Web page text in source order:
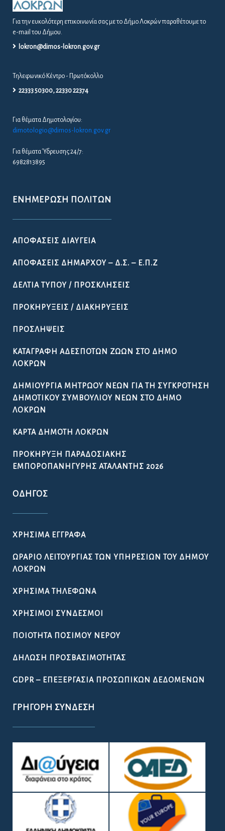
Για την ευκολότερη επικοινωνία σας με το Δήμο Λοκρών παραθέτουμε το
e-mail του Δήμου.
lokron@dimos-lokron.gov.gr
Τηλεφωνικό Κέντρο - Πρωτόκολλο
22333 50300, 22330 22374
Για θέματα Δημοτολογίου:
dimotologio@dimos-lokron.gov.gr
Για θέματα Ύδρευσης 24/7:
6982813895
ΕΝΗΜΈΡΩΣΗ ΠΟΛΙΤΏΝ
ΑΠΟΦΆΣΕΙΣ ΔΙΑΎΓΕΙΑ
ΑΠΟΦΆΣΕΙΣ ΔΗΜΆΡΧΟΥ – Δ.Σ. – Ε.Π.Ζ
ΔΕΛΤΊΑ ΤΎΠΟΥ / ΠΡΟΣΚΛΉΣΕΙΣ
ΠΡΟΚΗΡΎΞΕΙΣ / ΔΙΑΚΗΡΎΞΕΙΣ
ΠΡΟΣΛΉΨΕΙΣ
ΚΑΤΑΓΡΑΦΉ ΑΔΈΣΠΟΤΩΝ ΖΏΩΝ ΣΤΟ ΔΉΜΟ
ΛΟΚΡΏΝ
ΔΗΜΙΟΥΡΓΊΑ ΜΗΤΡΏΟΥ ΝΈΩΝ ΓΙΑ ΤΗ ΣΥΓΚΡΌΤΗΣΗ
ΔΗΜΟΤΙΚΟΎ ΣΥΜΒΟΥΛΊΟΥ ΝΈΩΝ ΣΤΟ ΔΉΜΟ
ΛΟΚΡΏΝ
ΚΆΡΤΑ ΔΗΜΌΤΗ ΛΟΚΡΏΝ
ΠΡΟΚΉΡΥΞΗ ΠΑΡΑΔΟΣΙΑΚΉΣ
ΕΜΠΟΡΟΠΑΝΉΓΥΡΗΣ ΑΤΑΛΆΝΤΗΣ 2026
ΟΔΗΓΌΣ
ΧΡΉΣΙΜΑ ΈΓΓΡΑΦΑ
ΩΡΆΡΙΟ ΛΕΙΤΟΥΡΓΊΑΣ ΤΩΝ ΥΠΗΡΕΣΙΏΝ ΤΟΥ ΔΉΜΟΥ
ΛΟΚΡΏΝ
ΧΡΉΣΙΜΑ ΤΗΛΈΦΩΝΑ
ΧΡΉΣΙΜΟΙ ΣΎΝΔΕΣΜΟΙ
ΠΟΙΌΤΗΤΑ ΠΌΣΙΜΟΥ ΝΕΡΟΎ
ΔΉΛΩΣΗ ΠΡΟΣΒΑΣΙΜΌΤΗΤΑΣ
GDPR – ΕΠΕΞΕΡΓΑΣΙΑ ΠΡΟΣΩΠΙΚΩΝ ΔΕΔΟΜΕΝΩΝ
ΓΡΉΓΟΡΗ ΣΎΝΔΕΣΗ